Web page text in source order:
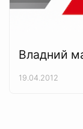
Владний
19.04.2012